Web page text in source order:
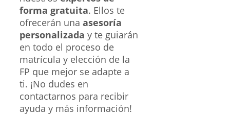
forma gratuita. Ellos te
ofrecerán una asesoría
personalizada y te guiarán
en todo el proceso de
matrícula y elección de la
FP que mejor se adapte a
ti. ¡No dudes en
contactarnos para recibir
ayuda y más información!